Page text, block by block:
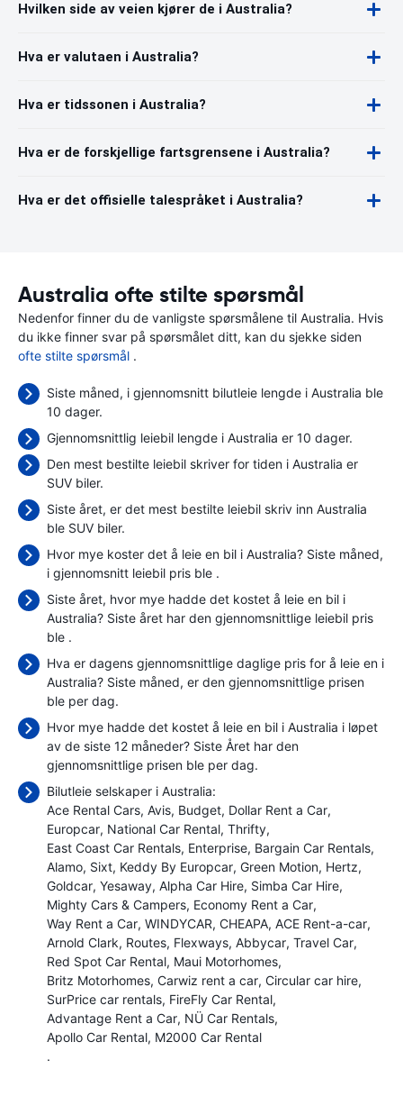
Hvilken side av veien kjører de i Australia?
Hva er valutaen i Australia?
Hva er tidssonen i Australia?
Hva er de forskjellige fartsgrensene i Australia?
Hva er det offisielle talespråket i Australia?
Australia ofte stilte spørsmål
Nedenfor finner du de vanligste spørsmålene til Australia. Hvis
du ikke finner svar på spørsmålet ditt, kan du sjekke siden
ofte stilte spørsmål .
Siste måned, i gjennomsnitt bilutleie lengde i Australia ble
10 dager.
Gjennomsnittlig leiebil lengde i Australia er 10 dager.
Den mest bestilte leiebil skriver for tiden i Australia er
SUV biler.
Siste året, er det mest bestilte leiebil skriv inn Australia
ble SUV biler.
Hvor mye koster det å leie en bil i Australia? Siste måned,
i gjennomsnitt leiebil pris ble .
Siste året, hvor mye hadde det kostet å leie en bil i
Australia? Siste året har den gjennomsnittlige leiebil pris
ble .
Hva er dagens gjennomsnittlige daglige pris for å leie en i
Australia? Siste måned, er den gjennomsnittlige prisen
ble per dag.
Hvor mye hadde det kostet å leie en bil i Australia i løpet
av de siste 12 måneder? Siste Året har den
gjennomsnittlige prisen ble per dag.
Bilutleie selskaper i Australia:
Ace Rental Cars Avis Budget Dollar Rent a Car
Europcar National Car Rental Thrifty
East Coast Car Rentals Enterprise Bargain Car Rentals
Alamo Sixt Keddy By Europcar Green Motion Hertz
Goldcar Yesaway Alpha Car Hire Simba Car Hire
Mighty Cars & Campers Economy Rent a Car
Way Rent a Car WINDYCAR CHEAPA ACE Rent-a-car
Arnold Clark Routes Flexways Abbycar Travel Car
Red Spot Car Rental Maui Motorhomes
Britz Motorhomes Carwiz rent a car Circular car hire
SurPrice car rentals FireFly Car Rental
Advantage Rent a Car NÜ Car Rentals
Apollo Car Rental M2000 Car Rental
.